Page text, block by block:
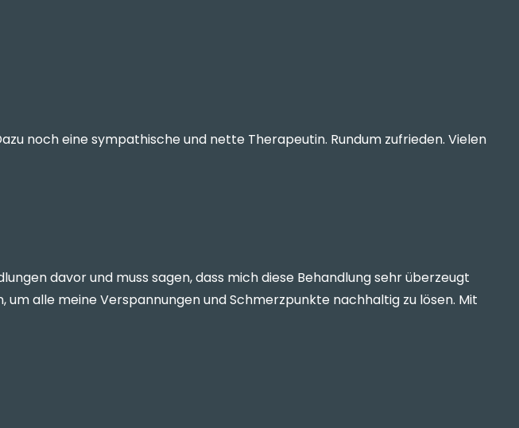
noch eine sympathische und nette Therapeutin. Rundum zufrieden. Vielen
davor und muss sagen, dass mich diese Behandlung sehr überzeugt
alle meine Verspannungen und Schmerzpunkte nachhaltig zu lösen. Mit